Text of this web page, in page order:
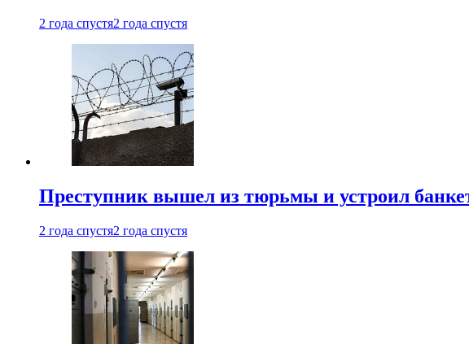
2 года спустя2 года спустя
Преступник вышел из тюрьмы и устроил
2 года спустя2 года спустя